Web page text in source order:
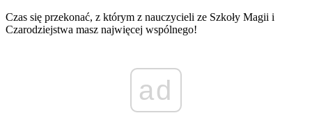
Czas się przekonać, z którym z nauczycieli ze Szkoły Magii i
Czarodziejstwa masz najwięcej wspólnego!
ad